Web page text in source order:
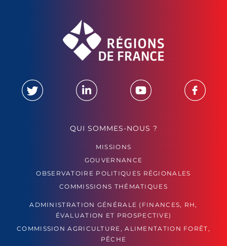
QUI SOMMES-NOUS ?
MISSIONS
GOUVERNANCE
OBSERVATOIRE POLITIQUES RÉGIONALES
COMMISSIONS THÉMATIQUES
ADMINISTRATION GÉNÉRALE (FINANCES, RH,
ÉVALUATION ET PROSPECTIVE)
COMMISSION AGRICULTURE, ALIMENTATION FORÊT,
PÊCHE